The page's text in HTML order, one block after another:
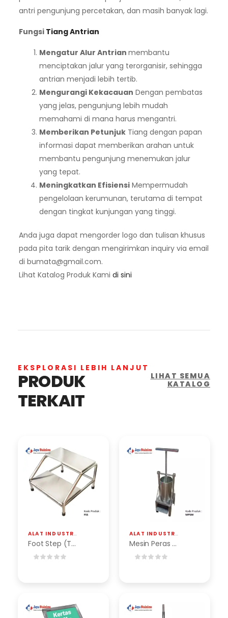
antri pengunjung percetakan, dan masih banyak lagi.
Fungsi Tiang Antrian
Mengatur Alur Antrian membantu
menciptakan jalur yang terorganisir, sehingga
antrian menjadi lebih tertib.
Mengurangi Kekacauan Dengan pembatas
yang jelas, pengunjung lebih mudah
memahami di mana harus mengantri.
Memberikan Petunjuk Tiang dengan papan
informasi dapat memberikan arahan untuk
membantu pengunjung menemukan jalur
yang tepat.
Meningkatkan Efisiensi Mempermudah
pengelolaan kerumunan, terutama di tempat
dengan tingkat kunjungan yang tinggi.
Anda juga dapat mengorder logo dan tulisan khusus
pada pita tarik dengan mengirimkan inquiry via email
di bumata@gmail.com.
Lihat Katalog Produk Kami di sini
EKSPLORASI LEBIH LANJUT
PRODUK
TERKAIT
LIHAT SEMUA
KATALOG
ALAT INDUSTRI, FOOT STEP (TANGGA STAINLESS)
Foot Step (Tangga Stainless)
ALAT INDUSTRI,
Mesin Peras Santan Manual